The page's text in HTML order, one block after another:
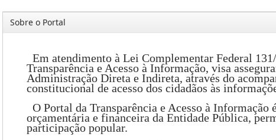
Sobre o Portal
Em atendimento à Lei Complementar Federal
Transparência e Acesso à Informação, visa
Administração Direta e Indireta, através do
constitucional de acesso dos cidadãos às
O Portal da Transparência e Acesso à
orçamentária e financeira da Entidade Pública,
participação popular.